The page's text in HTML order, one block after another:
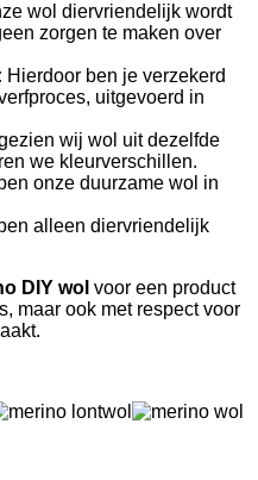
wol diervriendelijk wordt
zorgen te maken over
Hierdoor ben je verzekerd
uitgevoerd in
wij wol uit dezelfde
we kleurverschillen.
onze duurzame wol in
alleen diervriendelijk
DIY wol voor een product
maar ook met respect voor